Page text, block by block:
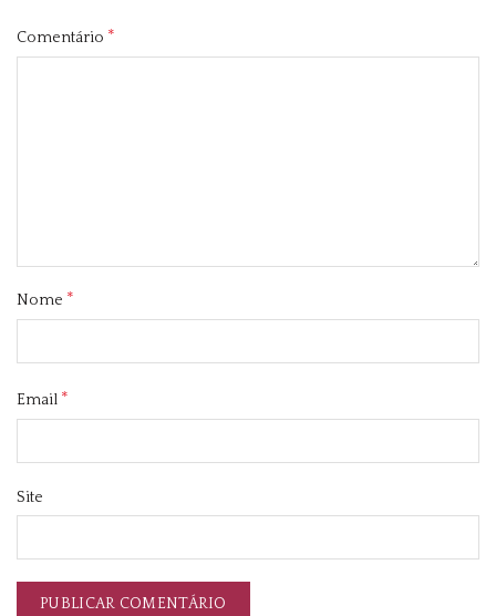
Comentário *
Nome *
Email *
Site